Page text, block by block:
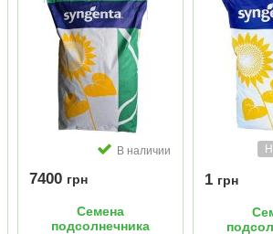
В наличии
7400 грн
Семена
подсолнечника
1 грн